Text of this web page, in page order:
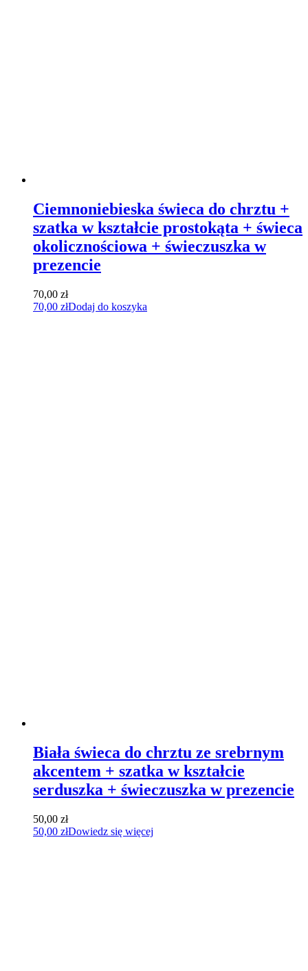
Ciemnoniebieska świeca do chrztu +
szatka w kształcie prostokąta + świeca
okolicznościowa + świeczuszka w
prezencie
70,00 zł
70,00 złDodaj do koszyka
Biała świeca do chrztu ze srebrnym
akcentem + szatka w kształcie
serduszka + świeczuszka w prezencie
50,00 zł
50,00 złDowiedz się więcej